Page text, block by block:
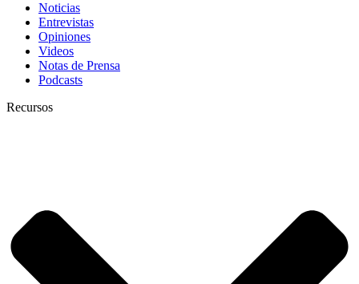
Noticias
Entrevistas
Opiniones
Videos
Notas de Prensa
Podcasts
Recursos